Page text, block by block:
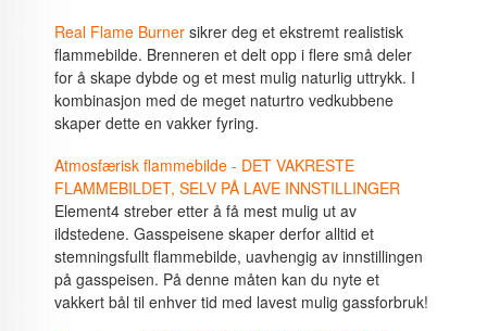
Real Flame Burner sikrer deg et ekstremt realistisk
flammebilde. Brenneren et delt opp i flere små deler
for å skape dybde og et mest mulig naturlig uttrykk. I
kombinasjon med de meget naturtro vedkubbene
skaper dette en vakker fyring.
Atmosfærisk flammebilde - DET VAKRESTE
FLAMMEBILDET, SELV PÅ LAVE INNSTILLINGER
Element4 streber etter å få mest mulig ut av
ildstedene. Gasspeisene skaper derfor alltid et
stemningsfullt flammebilde, uavhengig av innstillingen
på gasspeisen. På denne måten kan du nyte et
vakkert bål til enhver tid med lavest mulig gassforbruk!